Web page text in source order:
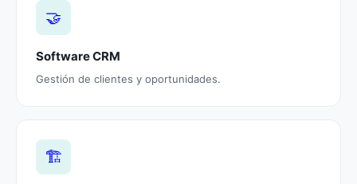
🤝
Software CRM
Gestión de clientes y oportunidades.
🏗️